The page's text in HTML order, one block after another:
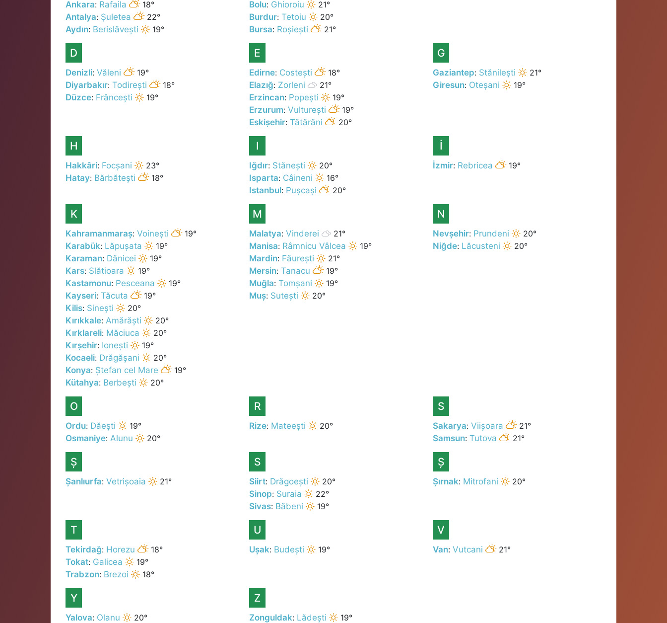
Ankara: Rafaila
18°
Antalya: Șuletea
22°
Aydın: Berislăvești 19°
Bolu: Ghioroiu
21°
Burdur: Tetoiu
20°
Bursa: Roșiești 21°
D
Denizli: Văleni
19°
Diyarbakır: Todirești
18°
Düzce: Frâncești 19°
E
Edirne: Costești
18°
Elazığ: Zorleni
21°
Erzincan: Popești
19°
Erzurum: Vulturești
19°
Eskișehir: Tătărăni 20°
G
Gaziantep: Stănilești
21°
Giresun: Oteșani 19°
H
Hakkâri: Focșani
23°
Hatay: Bărbătești 18°
I
Iğdır: Stănești
20°
Isparta: Câineni
16°
Istanbul: Pușcași 20°
İ
İzmir: Rebricea 19°
K
Kahramanmaraș: Voinești
19°
Karabük: Lăpușata
19°
Karaman: Dănicei
19°
Kars: Slătioara
19°
Kastamonu: Pesceana
19°
Kayseri: Tăcuta
19°
Kilis: Sinești
20°
Kırıkkale: Amărăști
20°
Kırklareli: Măciuca
20°
Kırșehir: Ionești
19°
Kocaeli: Drăgășani
20°
Konya: Ștefan cel Mare
19°
Kütahya: Berbești 20°
M
Malatya: Vinderei
21°
Manisa: Râmnicu Vâlcea
19°
Mardin: Făurești
21°
Mersin: Tanacu
19°
Muğla: Tomșani
19°
Muş: Sutești 20°
N
Nevșehir: Prundeni
20°
Niğde: Lăcusteni 20°
O
Ordu: Dăești
19°
Osmaniye: Alunu 20°
R
Rize: Mateești 20°
S
Sakarya: Viișoara
21°
Samsun: Tutova 21°
Ș
Șanlıurfa: Vetrișoaia 21°
S
Siirt: Drăgoești
20°
Sinop: Suraia
22°
Sivas: Băbeni 19°
Ș
Șırnak: Mitrofani 20°
T
Tekirdağ: Horezu
18°
Tokat: Galicea
19°
Trabzon: Brezoi 18°
U
Ușak: Budești 19°
V
Van: Vutcani 21°
Y
Yalova: Olanu
20°
Z
Zonguldak: Lădești 19°